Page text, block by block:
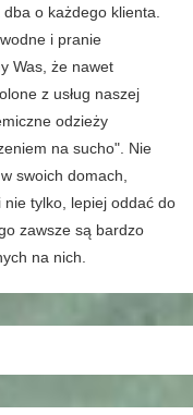
o każdego klienta.
i pranie
Was, że nawet
z usług naszej
odzieży
na sucho". Nie
swoich domach,
nie tylko, lepiej oddać do
zawsze są bardzo
na nich.